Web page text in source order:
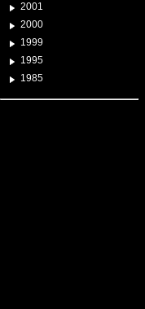
2001
2000
1999
1995
1985